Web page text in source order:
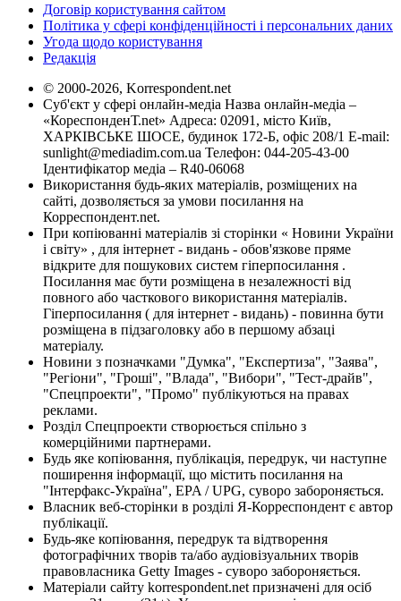
Договір користування сайтом
Політика у сфері конфіденційності і персональних даних
Угода щодо користування
Редакція
© 2000-2026, Korrespondent.net
Суб'єкт у сфері онлайн-медіа Назва онлайн-медіа –
«КореспонденТ.net» Адреса: 02091, місто Київ,
ХАРКІВСЬКЕ ШОСЕ, будинок 172-Б, офіс 208/1 E-mail:
sunlight@mediadim.com.ua Телефон: 044-205-43-00
Ідентифікатор медіа – R40-06068
Використання будь-яких матеріалів, розміщених на
сайті, дозволяється за умови посилання на
Корреспондент.net.
При копіюванні матеріалів зі сторінки « Новини України
і світу» , для інтернет - видань - обов'язкове пряме
відкрите для пошукових систем гіперпосилання .
Посилання має бути розміщена в незалежності від
повного або часткового використання матеріалів.
Гіперпосилання ( для інтернет - видань) - повинна бути
розміщена в підзаголовку або в першому абзаці
матеріалу.
Новини з позначками "Думка", "Експертиза", "Заява",
"Регіони", "Гроші", "Влада", "Вибори", "Тест-драйв",
"Спецпроекти", "Промо" публікуються на правах
реклами.
Розділ Спецпроекти створюється спільно з
комерційними партнерами.
Будь яке копіювання, публікація, передрук, чи наступне
поширення інформації, що містить посилання на
"Інтерфакс-Україна", EPA / UPG, суворо забороняється.
Власник веб-сторінки в розділі Я-Корреспондент є автор
публікації.
Будь-яке копіювання, передрук та відтворення
фотографічних творів та/або аудіовізуальних творів
правовласника Getty Images - суворо забороняється.
Матеріали сайту korrespondent.net призначені для осіб